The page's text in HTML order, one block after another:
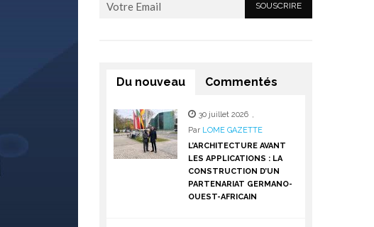
Du nouveau Commentés
30 juillet 2026 ,
Par LOME GAZETTE
L’ARCHITECTURE AVANT
LES APPLICATIONS : LA
CONSTRUCTION D’UN
PARTENARIAT GERMANO-
OUEST-AFRICAIN